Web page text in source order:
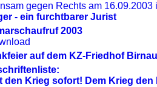
gegen Rechts am 16.09.2003
- ein furchtbarer Jurist
2003
auf dem KZ-Friedhof Birnau
den Krieg sofort! Dem Krieg den